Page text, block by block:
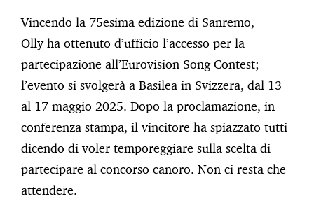
Vincendo la 75esima edizione di Sanremo,
Olly ha ottenuto d’ufficio l’accesso per la
partecipazione all’Eurovision Song Contest;
l’evento si svolgerà a Basilea in Svizzera, dal 13
al 17 maggio 2025. Dopo la proclamazione, in
conferenza stampa, il vincitore ha spiazzato tutti
dicendo di voler temporeggiare sulla scelta di
partecipare al concorso canoro. Non ci resta che
attendere.